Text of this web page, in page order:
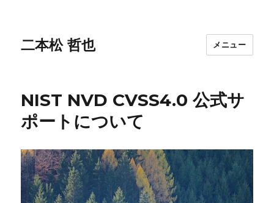
二本松 哲也 メニュー
NIST NVD CVSS4.0 公式サ
ポートについて